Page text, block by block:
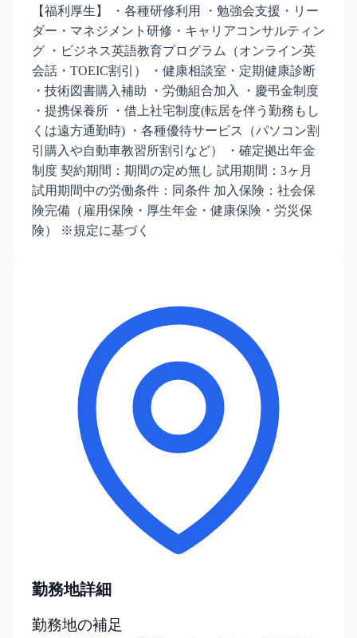
【福利厚生】 ・各種研修利用 ・勉強会支援・リー
ダー・マネジメント研修・キャリアコンサルティン
グ ・ビジネス英語教育プログラム（オンライン英
会話・TOEIC割引） ・健康相談室・定期健康診断
・技術図書購入補助 ・労働組合加入 ・慶弔金制度
・提携保養所 ・借上社宅制度(転居を伴う勤務もし
くは遠方通勤時) ・各種優待サービス（パソコン割
引購入や自動車教習所割引など） ・確定拠出年金
制度 契約期間：期間の定め無し 試用期間：3ヶ月
試用期間中の労働条件：同条件 加入保険：社会保
険完備（雇用保険・厚生年金・健康保険・労災保
険） ※規定に基づく
勤務地詳細
勤務地の補足